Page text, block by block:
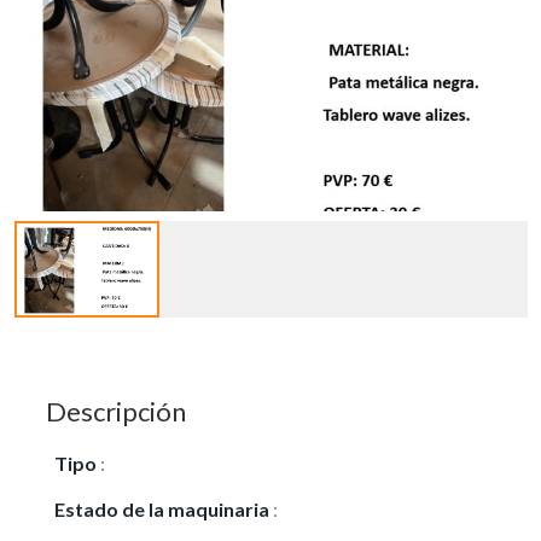
Descripción
Tipo :
Estado de la maquinaria :